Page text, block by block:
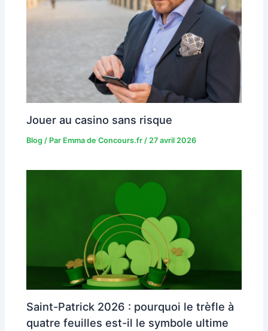
Jouer au casino sans risque
Blog / Par Emma de Concours.fr / 27 avril 2026
Saint-Patrick 2026 : pourquoi le trèfle à
quatre feuilles est-il le symbole ultime